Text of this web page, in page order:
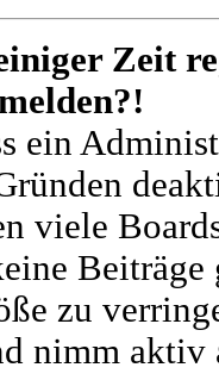
Zeit
ein
viele
Beiträge
zu
nimm